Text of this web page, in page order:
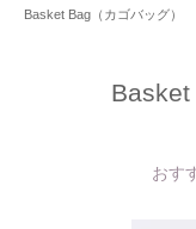
Basket Bag（カゴバッグ）
Basket
おす